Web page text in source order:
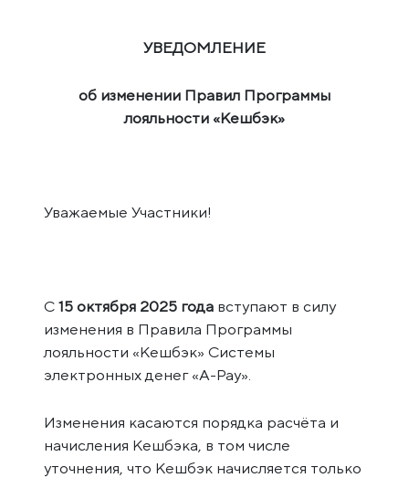
УВЕДОМЛЕНИЕ
об изменении Правил Программы
лояльности «Кешбэк»
Уважаемые Участники!
С15 октября 2025 года вступают в силу
изменения в Правила Программы
лояльности «Кешбэк» Системы
электронных денег «A-Pay».
Изменения касаются порядка расчёта и
начисления Кешбэка, в том числе
уточнения, что Кешбэк начисляется только